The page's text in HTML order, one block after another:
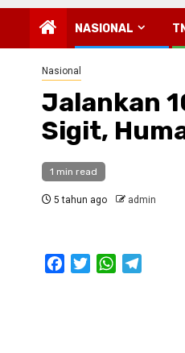
NASIONAL TNI
Nasional
Jalankan
Sigit,
1 min read
5 tahun ago admin
FacebookTwitterWhatsApp